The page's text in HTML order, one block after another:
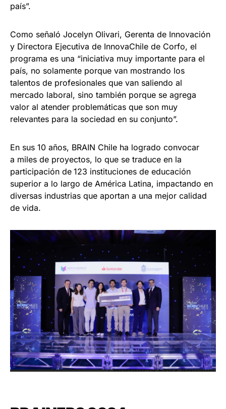
país”.
Como señaló Jocelyn Olivari, Gerenta de Innovación
y Directora Ejecutiva de InnovaChile de Corfo, el
programa es una “iniciativa muy importante para el
país, no solamente porque van mostrando los
talentos de profesionales que van saliendo al
mercado laboral, sino también porque se agrega
valor al atender problemáticas que son muy
relevantes para la sociedad en su conjunto”.
En sus 10 años, BRAIN Chile ha logrado convocar
a miles de proyectos, lo que se traduce en la
participación de 123 instituciones de educación
superior a lo largo de América Latina, impactando en
diversas industrias que aportan a una mejor calidad
de vida.